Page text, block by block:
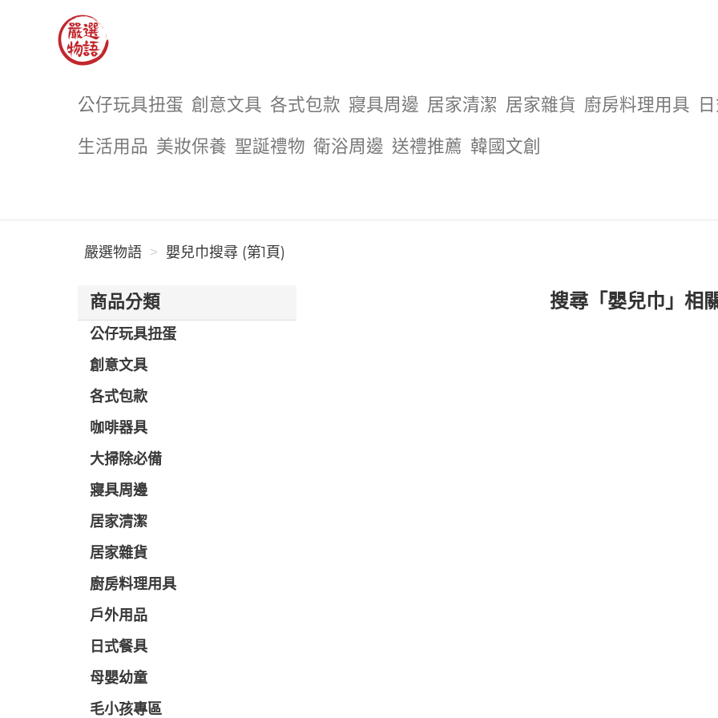
公仔玩具扭蛋 創意文具 各式包款 寢具周邊 居家清潔 居家雜貨 廚房料理用具
生活用品 美妝保養 聖誕禮物 衛浴周邊 送禮推薦 韓國文創
嚴選物語 嬰兒巾搜尋 (第1頁)
商品分類
公仔玩具扭蛋
創意文具
各式包款
咖啡器具
大掃除必備
寢具周邊
居家清潔
居家雜貨
廚房料理用具
戶外用品
日式餐具
母嬰幼童
毛小孩專區
搜尋「嬰兒巾」相